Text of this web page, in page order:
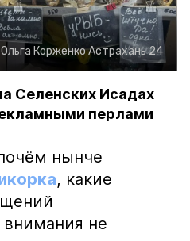
Ольга КорженкоАстрахань 24
Селенских Исадах
перлами
нынче
, какие
внимания не